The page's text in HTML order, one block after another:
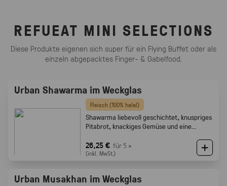
REFUEAT MINI SELECTIONS
Diese Produkte eigenen sich super für ein Flying Buffet oder als
einzeln abgepacktes Finger- & Gabelfood.
Urban Shawarma im Weckglas
Fleisch (100% halal)
Shawarma liebevoll geschichtet, knuspriges
Pitabrot, knackiges Gemüse und eine
26,25 € für 5 ×
(inkl. MwSt.)
Urban Musakhan im Weckglas